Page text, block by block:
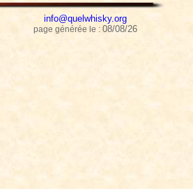
info@quelwhisky.org
page générée le : 08/08/26